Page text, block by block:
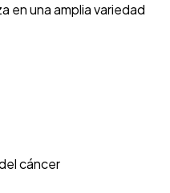
en una amplia variedad
cáncer